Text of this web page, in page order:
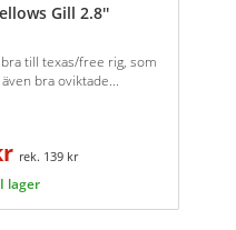
Gill 2.8''
till texas/free rig, som
bra oviktade...
139 kr